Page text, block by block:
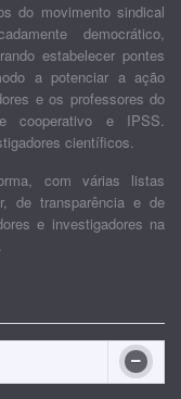
do movimento sindical
democrático,
estabelecer pontes
a potenciar a ação
e os professores do
cooperativo e IPSS.
científicos.
com várias listas
de transparência e de
e investigadores na